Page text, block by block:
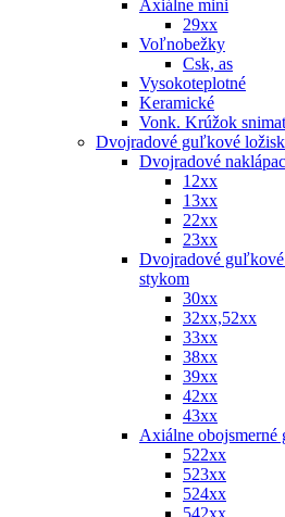
Axiálne mini
29xx
Voľnobežky
Csk, as
Vysokoteplotné
Keramické
Vonk. Krúžok
Dvojradové guľkové
Dvojradové
12xx
13xx
22xx
23xx
Dvojradové
stykom
30xx
32xx,52xx
33xx
38xx
39xx
42xx
43xx
Axiálne
522xx
523xx
524xx
542xx